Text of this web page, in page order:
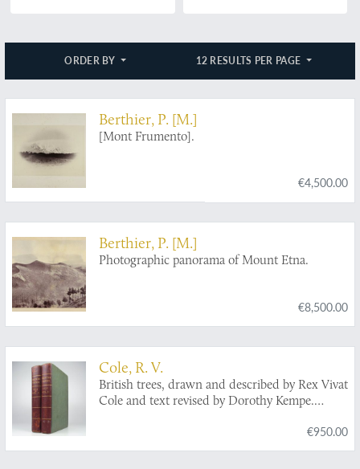
ORDER BY 12 RESULTS PER PAGE
Berthier, P. [M.]
[Mont Frumento].
€4,500.00
Berthier, P. [M.]
Photographic panorama of Mount Etna.
€8,500.00
Cole, R. V.
British trees, drawn and described by Rex Vivat
Cole and text revised by Dorothy Kempe.
€950.00